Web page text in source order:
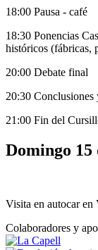
18:00 Pausa - café
18:30 Ponencias
históricos (fábricas,
20:00 Debate final
20:30 Conclusiones
21:00 Fin del
Domingo 15
Visita en autocar
Colaboradores y